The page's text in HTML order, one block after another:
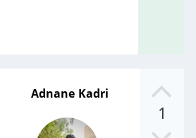
1
Adnane Kadri